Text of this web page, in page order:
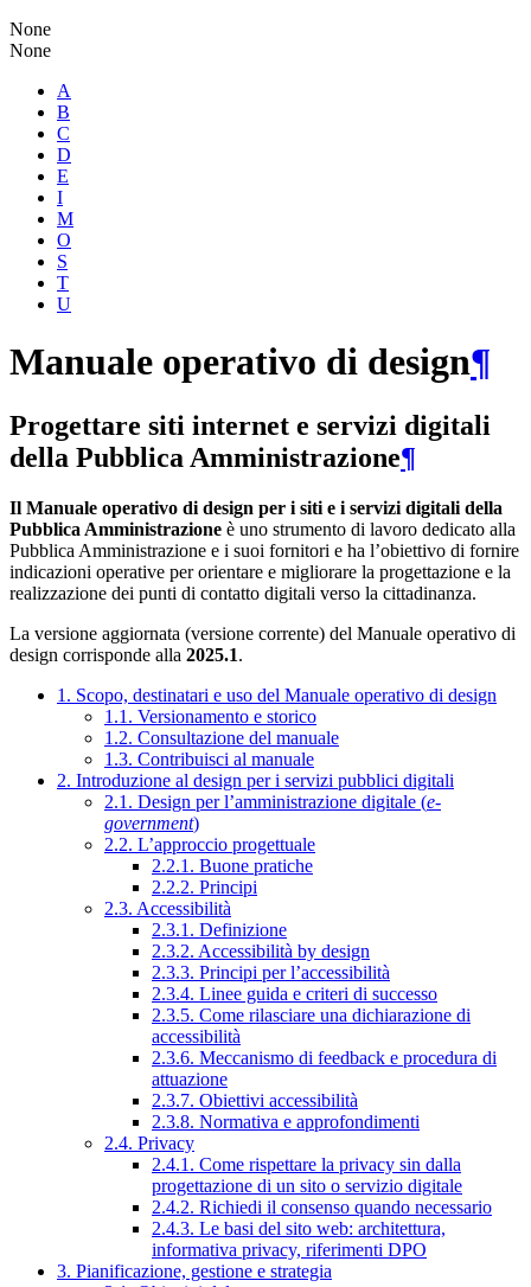
None
None
A
B
C
D
E
I
M
O
S
T
U
Manuale operativo di design¶
Progettare siti internet e servizi digitali
della Pubblica Amministrazione¶
Il Manuale operativo di design per i siti e i servizi digitali della
Pubblica Amministrazione è uno strumento di lavoro dedicato alla
Pubblica Amministrazione e i suoi fornitori e ha l’obiettivo di fornire
indicazioni operative per orientare e migliorare la progettazione e la
realizzazione dei punti di contatto digitali verso la cittadinanza.
La versione aggiornata (versione corrente) del Manuale operativo di
design corrisponde alla 2025.1.
1. Scopo, destinatari e uso del Manuale operativo di design
1.1. Versionamento e storico
1.2. Consultazione del manuale
1.3. Contribuisci al manuale
2. Introduzione al design per i servizi pubblici digitali
2.1. Design per l’amministrazione digitale (e-
government)
2.2. L’approccio progettuale
2.2.1. Buone pratiche
2.2.2. Principi
2.3. Accessibilità
2.3.1. Definizione
2.3.2. Accessibilità by design
2.3.3. Principi per l’accessibilità
2.3.4. Linee guida e criteri di successo
2.3.5. Come rilasciare una dichiarazione di
accessibilità
2.3.6. Meccanismo di feedback e procedura di
attuazione
2.3.7. Obiettivi accessibilità
2.3.8. Normativa e approfondimenti
2.4. Privacy
2.4.1. Come rispettare la privacy sin dalla
progettazione di un sito o servizio digitale
2.4.2. Richiedi il consenso quando necessario
2.4.3. Le basi del sito web: architettura,
informativa privacy, riferimenti DPO
3. Pianificazione, gestione e strategia